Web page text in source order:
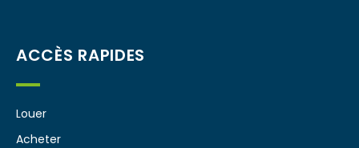
ACCÈS RAPIDES
Louer
Acheter